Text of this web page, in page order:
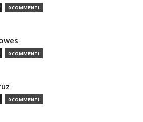
0 COMMENTI
0 COMMENTI
0 COMMENTI